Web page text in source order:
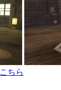
こちら